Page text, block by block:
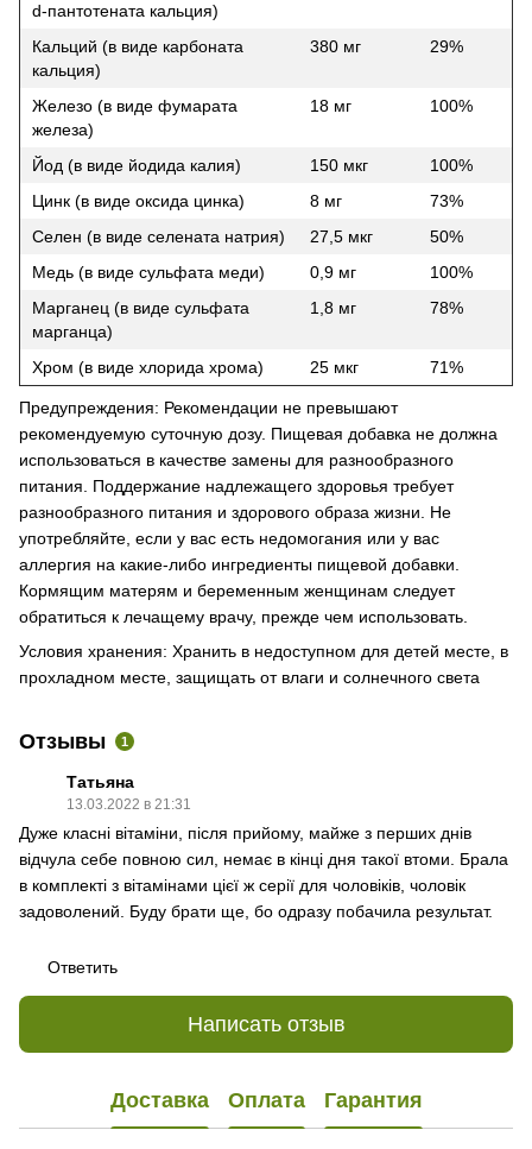
d-пантотената кальция)
Кальций (в виде карбоната
кальция)
380 мг 29%
Железо (в виде фумарата
железа)
18 мг 100%
Йод (в виде йодида калия) 150 мкг
100%
Цинк (в виде оксида цинка)
8 мг
73%
Селен (в виде селената натрия)
27,5 мкг
50%
Медь (в виде сульфата меди)
0,9 мг
100%
Марганец (в виде сульфата
марганца)
1,8 мг 78%
Хром (в виде хлорида хрома) 25 мкг 71%
Предупреждения: Рекомендации не превышают
рекомендуемую суточную дозу. Пищевая добавка не должна
использоваться в качестве замены для разнообразного
питания. Поддержание надлежащего здоровья требует
разнообразного питания и здорового образа жизни. Не
употребляйте, если у вас есть недомогания или у вас
аллергия на какие-либо ингредиенты пищевой добавки.
Кормящим матерям и беременным женщинам следует
обратиться к лечащему врачу, прежде чем использовать.
Условия хранения: Хранить в недоступном для детей месте, в
прохладном месте, защищать от влаги и солнечного света
Отзывы 1
Татьяна
13.03.2022 в 21:31
Дуже класні вітаміни, після прийому, майже з перших днів
відчула себе повною сил, немає в кінці дня такої втоми. Брала
в комплекті з вітамінами цієї ж серії для чоловіків, чоловік
задоволений. Буду брати ще, бо одразу побачила результат.
Ответить
Написать отзыв
Доставка Оплата Гарантия